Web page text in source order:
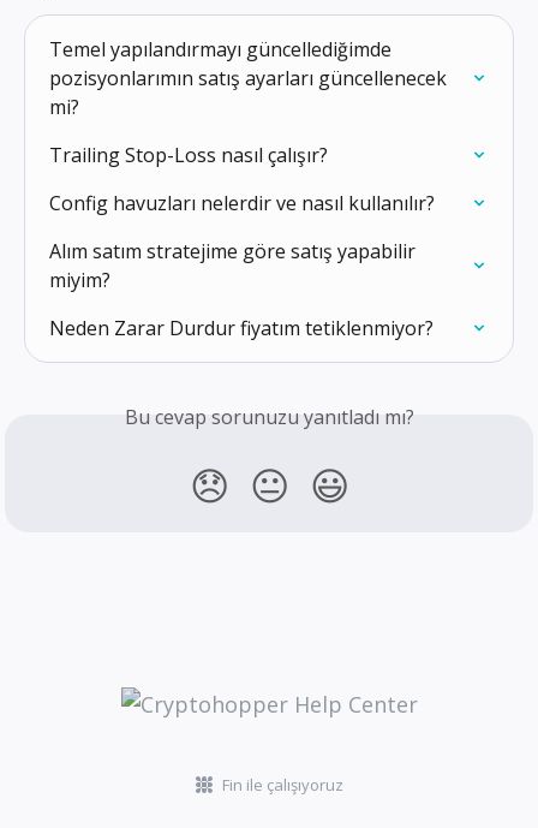
Temel yapılandırmayı güncellediğimde
pozisyonlarımın satış ayarları güncellenecek
mi?
Trailing Stop-Loss nasıl çalışır?
Config havuzları nelerdir ve nasıl kullanılır?
Alım satım stratejime göre satış yapabilir
miyim?
Neden Zarar Durdur fiyatım tetiklenmiyor?
Bu cevap sorunuzu yanıtladı mı?
😞 😐 😃
Fin ile çalışıyoruz